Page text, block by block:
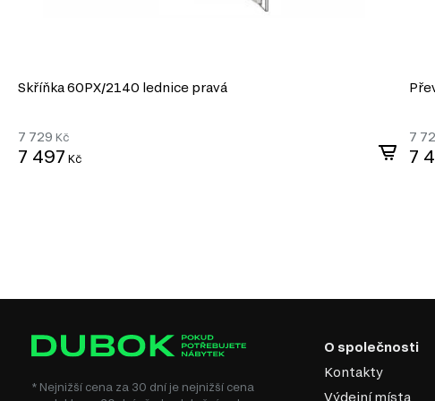
základ pro lakování, laminaci nebo nanášení dekorativních povrchů.
činí ideální volbu pro výrobu nábytku v různých stylech.
Skříňka 60PХ/2140 lednice pravá
7 729 Kč
7 497 Kč
7
7
* Nejnižší cena za 30 dní je nejnižší cena
O společnosti
Kontakty
Výdejní místa